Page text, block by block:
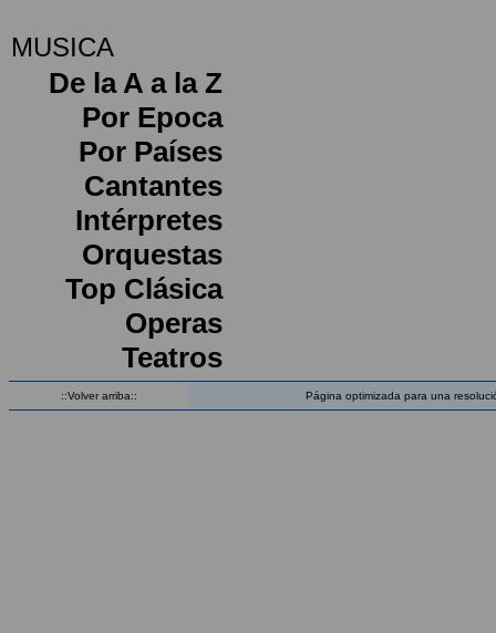
MUSICA
De la A a la Z
Por Epoca
Por Países
Cantantes
Intérpretes
Orquestas
Top Clásica
Operas
Teatros
::Volver arriba:: Página optimizada para una